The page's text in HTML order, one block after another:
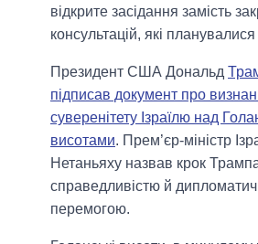
відкрите засідання замість
консультацій, які
Президент США Дональд
підписав документ про
суверенітету Ізраїлю над
висотами. Прем’єр-міністр
Нетаньяху назвав крок
справедливістю й
перемогою.